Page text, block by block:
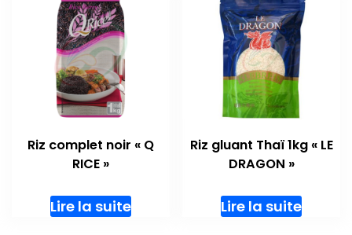
Riz complet noir « Q
RICE »
Lire la suite
Riz gluant Thaï 1kg « LE
DRAGON »
Lire la suite